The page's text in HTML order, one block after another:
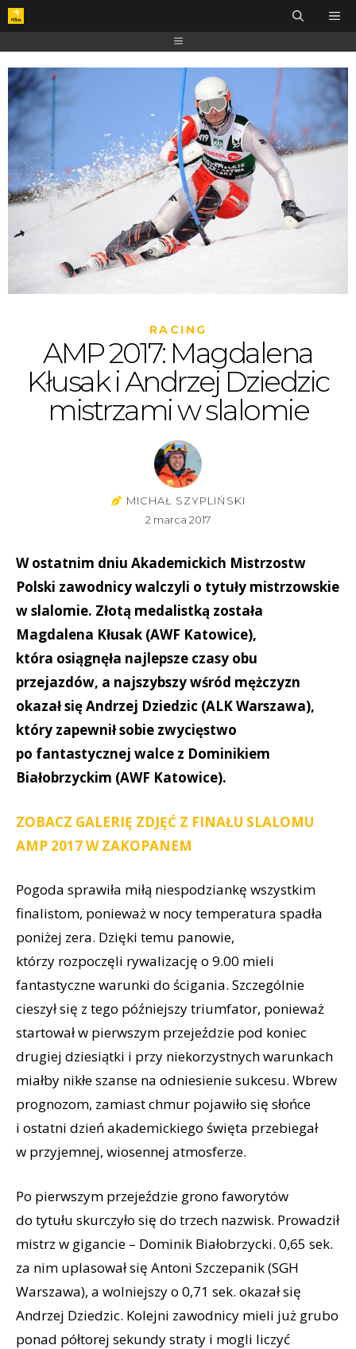
RACING
AMP 2017: Magdalena
Kłusak i Andrzej Dziedzic
mistrzami w slalomie
MICHAŁ SZYPLIŃSKI
2 marca 2017
W ostatnim dniu Akademickich Mistrzostw
Polski zawodnicy walczyli o tytuły mistrzowskie
w slalomie. Złotą medalistką została
Magdalena Kłusak (AWF Katowice),
która osiągnęła najlepsze czasy obu
przejazdów, a najszybszy wśród mężczyzn
okazał się Andrzej Dziedzic (ALK Warszawa),
który zapewnił sobie zwycięstwo
po fantastycznej walce z Dominikiem
Białobrzyckim (AWF Katowice).
ZOBACZ GALERIĘ ZDJĘĆ Z FINAŁU SLALOMU
AMP 2017 W ZAKOPANEM
Pogoda sprawiła miłą niespodziankę wszystkim
finalistom, ponieważ w nocy temperatura spadła
poniżej zera. Dzięki temu panowie,
którzy rozpoczęli rywalizację o 9.00 mieli
fantastyczne warunki do ścigania. Szczególnie
cieszył się z tego późniejszy triumfator, ponieważ
startował w pierwszym przejeździe pod koniec
drugiej dziesiątki i przy niekorzystnych warunkach
miałby nikłe szanse na odniesienie sukcesu. Wbrew
prognozom, zamiast chmur pojawiło się słońce
i ostatni dzień akademickiego święta przebiegał
w przyjemnej, wiosennej atmosferze.
Po pierwszym przejeździe grono faworytów
do tytułu skurczyło się do trzech nazwisk. Prowadził
mistrz w gigancie – Dominik Białobrzycki. 0,65 sek.
za nim uplasował się Antoni Szczepanik (SGH
Warszawa), a wolniejszy o 0,71 sek. okazał się
Andrzej Dziedzic. Kolejni zawodnicy mieli już grubo
ponad półtorej sekundy straty i mogli liczyć